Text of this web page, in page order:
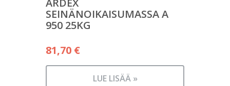
SEINÄNOIKAISUMASSA A
950 25KG
81,70 €
LUE LISÄÄ »